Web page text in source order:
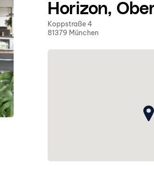
Horizon,
Koppstraße 4
81379 München